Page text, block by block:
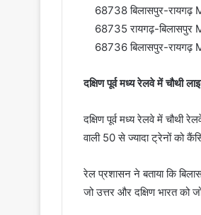
68738 बिलासपुर-रायगढ़
68735 रायगढ़-बिलासपुर
68736 बिलासपुर-रायगढ़
दक्षिण पूर्व मध्य रेलवे में चौथी
दक्षिण पूर्व मध्य रेलवे में
वाली 50 से ज्यादा ट्रेनों को
रेल प्रशासन ने बताया कि
जो उत्तर और दक्षिण भारत को